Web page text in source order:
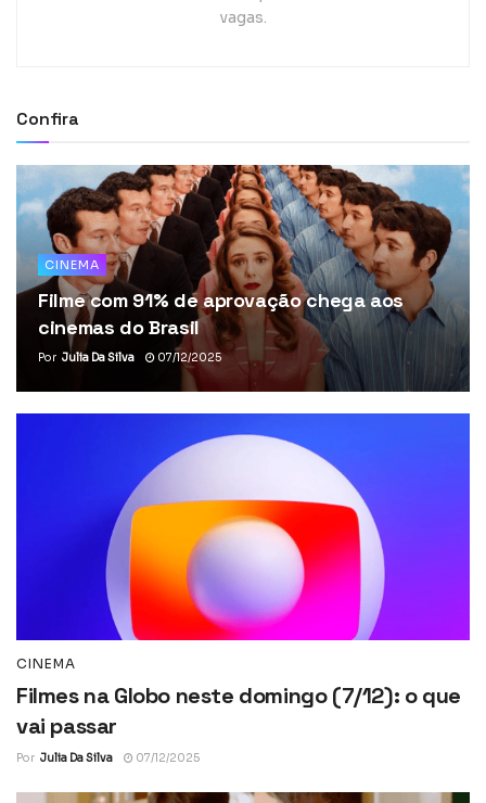
vagas.
Confira
CINEMA
Filme com 91% de aprovação chega aos
cinemas do Brasil
Por Julia Da Silva 07/12/2025
CINEMA
Filmes na Globo neste domingo (7/12): o que
vai passar
Por Julia Da Silva 07/12/2025